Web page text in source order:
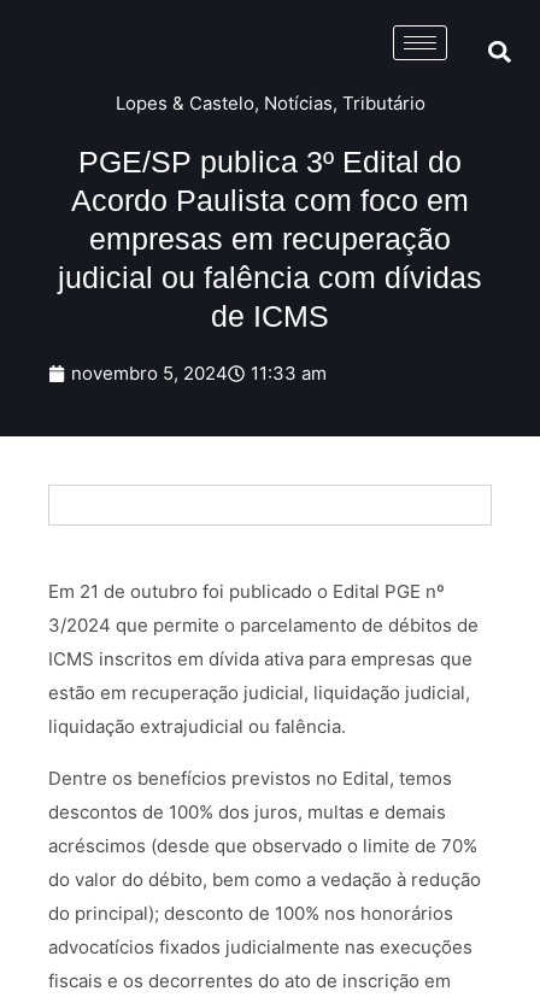
Lopes & Castelo, Notícias, Tributário
PGE/SP publica 3º Edital do
Acordo Paulista com foco em
empresas em recuperação
judicial ou falência com dívidas
de ICMS
novembro 5, 2024 11:33 am
Em 21 de outubro foi publicado o Edital PGE nº
3/2024 que permite o parcelamento de débitos de
ICMS inscritos em dívida ativa para empresas que
estão em recuperação judicial, liquidação judicial,
liquidação extrajudicial ou falência.
Dentre os benefícios previstos no Edital, temos
descontos de 100% dos juros, multas e demais
acréscimos (desde que observado o limite de 70%
do valor do débito, bem como a vedação à redução
do principal); desconto de 100% nos honorários
advocatícios fixados judicialmente nas execuções
fiscais e os decorrentes do ato de inscrição em